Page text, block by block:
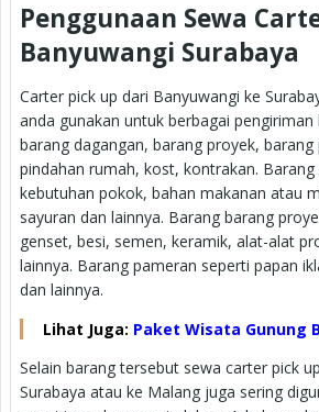
Penggunaan Sewa
Banyuwangi Surabaya
Carter pick up dari Banyuwangi ke
anda gunakan untuk berbagai pengiriman
barang dagangan, barang proyek,
pindahan rumah, kost, kontrakan.
kebutuhan pokok, bahan makanan atau
sayuran dan lainnya. Barang barang
genset, besi, semen, keramik, alat-alat
lainnya. Barang pameran seperti papan
dan lainnya.
Lihat Juga: Paket Wisata Gunung
Selain barang tersebut sewa carter pick
Surabaya atau ke Malang juga sering